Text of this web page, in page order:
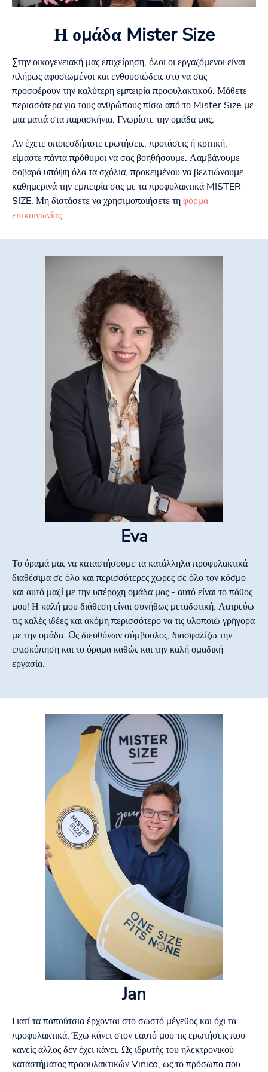
Η ομάδα Mister Size
Στην οικογενειακή μας επιχείρηση, όλοι οι εργαζόμενοι είναι
πλήρως αφοσιωμένοι και ενθουσιώδεις στο να σας
προσφέρουν την καλύτερη εμπειρία προφυλακτικού. Μάθετε
περισσότερα για τους ανθρώπους πίσω από το Mister Size με
μια ματιά στα παρασκήνια. Γνωρίστε την ομάδα μας.
Αν έχετε οποιεσδήποτε ερωτήσεις, προτάσεις ή κριτική,
είμαστε πάντα πρόθυμοι να σας βοηθήσουμε. Λαμβάνουμε
σοβαρά υπόψη όλα τα σχόλια, προκειμένου να βελτιώνουμε
καθημερινά την εμπειρία σας με τα προφυλακτικά MISTER
SIZE. Μη διστάσετε να χρησιμοποιήσετε τηφόρμα
επικοινωνίας.
Eva
Το όραμά μας να καταστήσουμε τα κατάλληλα προφυλακτικά
διαθέσιμα σε όλο και περισσότερες χώρες σε όλο τον κόσμο
και αυτό μαζί με την υπέροχη ομάδα μας - αυτό είναι το πάθος
μου! Η καλή μου διάθεση είναι συνήθως μεταδοτική. Λατρεύω
τις καλές ιδέες και ακόμη περισσότερο να τις υλοποιώ γρήγορα
με την ομάδα. Ως διευθύνων σύμβουλος, διασφαλίζω την
επισκόπηση και το όραμα καθώς και την καλή ομαδική
εργασία.
Jan
Γιατί τα παπούτσια έρχονται στο σωστό μέγεθος και όχι τα
προφυλακτικά; Έχω κάνει στον εαυτό μου τις ερωτήσεις που
κανείς άλλος δεν έχει κάνει. Ως ιδρυτής του ηλεκτρονικού
καταστήματος προφυλακτικών Vinico, ως το πρόσωπο που